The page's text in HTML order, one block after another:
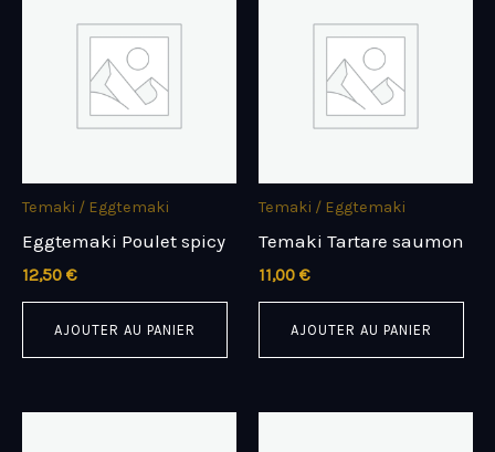
Temaki / Eggtemaki
Eggtemaki Poulet spicy
12,50 €
AJOUTER AU PANIER
Temaki / Eggtemaki
Temaki Tartare saumon
11,00 €
AJOUTER AU PANIER